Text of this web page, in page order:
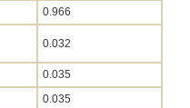
0.966
0.032
0.035
0.035